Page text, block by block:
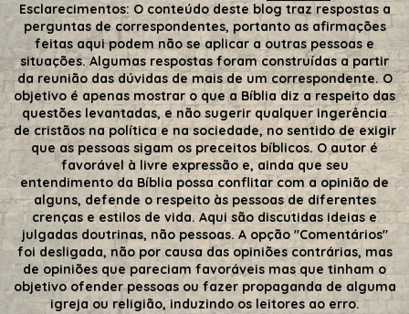
Esclarecimentos: O conteúdo deste blog traz respostas a
perguntas de correspondentes, portanto as afirmações
feitas aqui podem não se aplicar a outras pessoas e
situações. Algumas respostas foram construídas a partir
da reunião das dúvidas de mais de um correspondente. O
objetivo é apenas mostrar o que a Bíblia diz a respeito das
questões levantadas, e não sugerir qualquer ingerência
de cristãos na política e na sociedade, no sentido de exigir
que as pessoas sigam os preceitos bíblicos. O autor é
favorável à livre expressão e, ainda que seu
entendimento da Bíblia possa conflitar com a opinião de
alguns, defende o respeito às pessoas de diferentes
crenças e estilos de vida. Aqui são discutidas ideias e
julgadas doutrinas, não pessoas. A opção "Comentários"
foi desligada, não por causa das opiniões contrárias, mas
de opiniões que pareciam favoráveis mas que tinham o
objetivo ofender pessoas ou fazer propaganda de alguma
igreja ou religião, induzindo os leitores ao erro.